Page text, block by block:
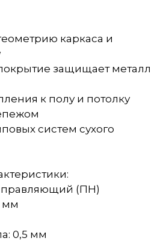
каркаса и
защищает металл
к полу и потолку
систем сухого
(ПН)
мм
0,5 мм